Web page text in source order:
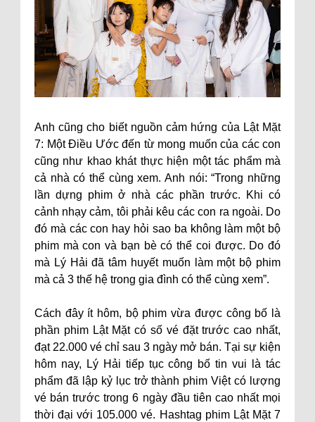
Anh cũng cho biết nguồn cảm hứng của Lật Mặt
7: Một Điều Ước đến từ mong muốn của các con
cũng như khao khát thực hiện một tác phẩm mà
cả nhà có thể cùng xem. Anh nói: “Trong những
lần dựng phim ở nhà các phần trước. Khi có
cảnh nhạy cảm, tôi phải kêu các con ra ngoài. Do
đó mà các con hay hỏi sao ba không làm một bộ
phim mà con và bạn bè có thể coi được. Do đó
mà Lý Hải đã tâm huyết muốn làm một bộ phim
mà cả 3 thế hệ trong gia đình có thể cùng xem”.
Cách đây ít hôm, bộ phim vừa được công bố là
phần phim Lật Mặt có số vé đặt trước cao nhất,
đạt 22.000 vé chỉ sau 3 ngày mở bán. Tại sự kiện
hôm nay, Lý Hải tiếp tục công bố tin vui là tác
phẩm đã lập kỷ lục trở thành phim Việt có lượng
vé bán trước trong 6 ngày đầu tiên cao nhất mọi
thời đại với 105.000 vé. Hashtag phim Lật Mặt 7